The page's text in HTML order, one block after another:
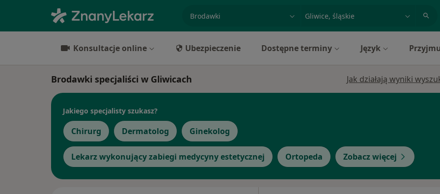
miasto lub dzielnica
Konsultacje online Ubezpieczenie Dostępne terminy Język
Brodawki specjaliści w Gliwicach Jak działają wyniki
Jakiego specjalisty szukasz?
Chirurg Dermatolog Ginekolog
Lekarz wykonujący zabiegi medycyny estetycznej Ortopeda Zobacz więcej